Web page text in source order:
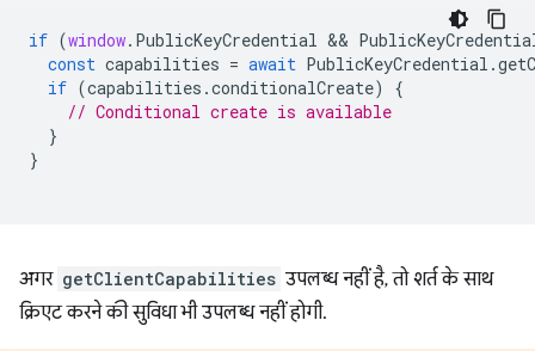
if (window. PublicKeyCredential &&
const capabilities = await PublicKeyCredential .
if (capabilities .conditionalCreate)
{
// Conditional create is available
}
}
अगर getClientCapabilities उपलब्ध नहीं है, तो शर्त के साथ
क्रिएट करने की सुविधा भी उपलब्ध नहीं होगी.